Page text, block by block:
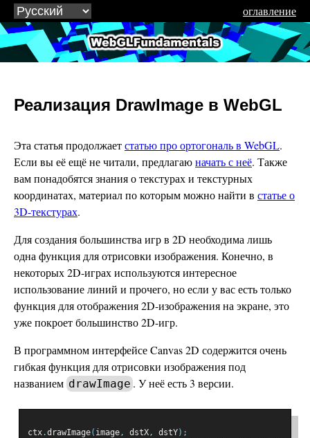
оглавление
WebGLFundamentals.org
Реализация DrawImage в WebGL
Эта статья продолжаетстатью про ортогональ в WebGL.
Если вы её ещё не читали, предлагаюначать с неё. Также
вам понадобятся знания о текстурах и текстурных
координатах, материал по которым можно найти в статье о
3D-текстурах.
Для создания большинства игр в 2D необходима лишь
одна функция для отрисовки изображения. Конечно, в
некоторых 2D-играх используются интересное
использование линий и прочего, но если у вас есть только
функция для отображения 2D-изображения на экране, это
уже покроет большинство 2D-игр.
В программном интерфейсе Canvas 2D содержится очень
гибкая функция для отрисовки изображения под
названием drawImage . У неё есть 3 версии.
ctx.drawImage( image, dstX, dstY);